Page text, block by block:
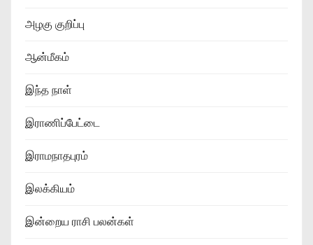
அழகு குறிப்பு
ஆன்மீகம்
இந்த நாள்
இராணிப்பேட்டை
இராமநாதபுரம்
இலக்கியம்
இன்றைய ராசி பலன்கள்